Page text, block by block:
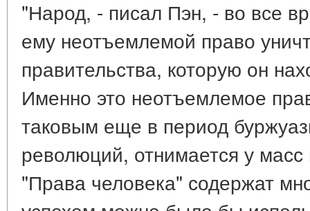
"Народ, - писал Пэн, - во все
ему неотъемлемой право
правительства, которую он
Именно это неотъемлемое
таковым еще в период
революций, отнимается у
"Права человека" содержат